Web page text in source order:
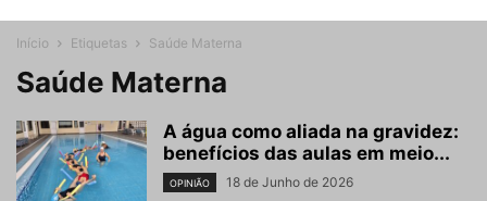
Início Etiquetas Saúde Materna
Saúde Materna
A água como aliada na gravidez:
benefícios das aulas em meio...
OPINIÃO 18 de Junho de 2026